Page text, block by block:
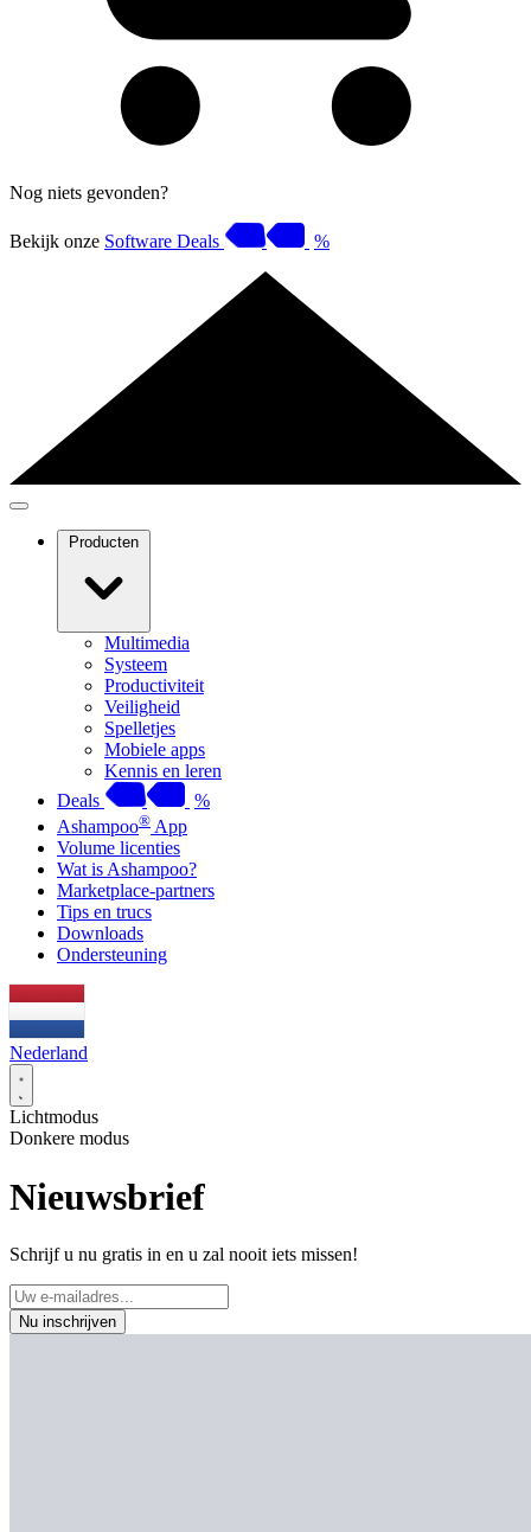
Nog niets gevonden?
Bekijk onze Software Deals %
Producten
Multimedia
Systeem
Productiviteit
Veiligheid
Spelletjes
Mobiele apps
Kennis en leren
Deals
%
Ashampoo® App
Volume licenties
Wat is Ashampoo?
Marketplace-partners
Tips en trucs
Downloads
Ondersteuning
Nederland
Lichtmodus
Donkere modus
Nieuwsbrief
Schrijf u nu gratis in en u zal nooit iets missen!
Nu inschrijven